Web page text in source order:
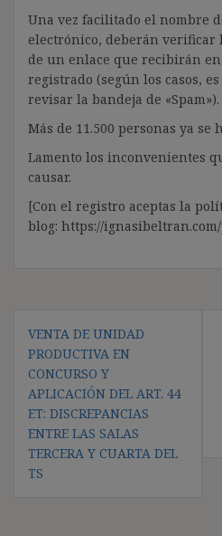
Una vez facilitado el nombre
electrónico, deberán verificar
de un enlace que recibirán
registrado (según los casos,
revisar la bandeja de «Spam»).
Más de 11.500 personas ya se
Lamento los inconvenientes
causar.
[Con el registro aceptas la
blog: https://
de
entradas
VENTA DE UNIDAD
PRODUCTIVA EN
CONCURSO Y
APLICACIÓN DEL ART. 44
ET: DISCREPANCIAS
ENTRE LAS SALAS
TERCERA Y CUARTA DEL
TS